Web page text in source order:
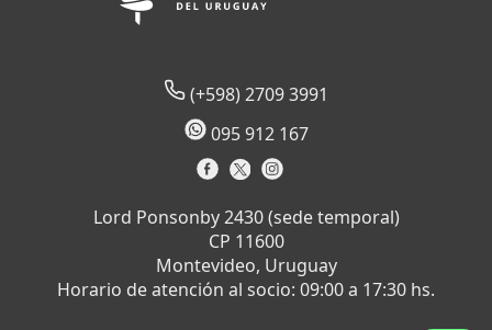
(+598) 2709 3991
095 912 167
Lord Ponsonby 2430 (sede temporal)
CP 11600
Montevideo, Uruguay
Horario de atención al socio: 09:00 a 17:30 hs.